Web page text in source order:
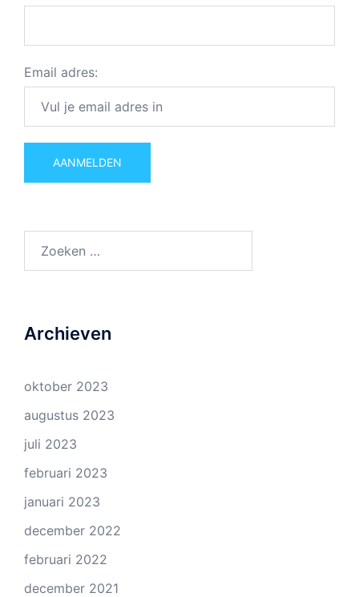
Email adres:
naar:
Archieven
oktober 2023
augustus 2023
juli 2023
februari 2023
januari 2023
december 2022
februari 2022
december 2021